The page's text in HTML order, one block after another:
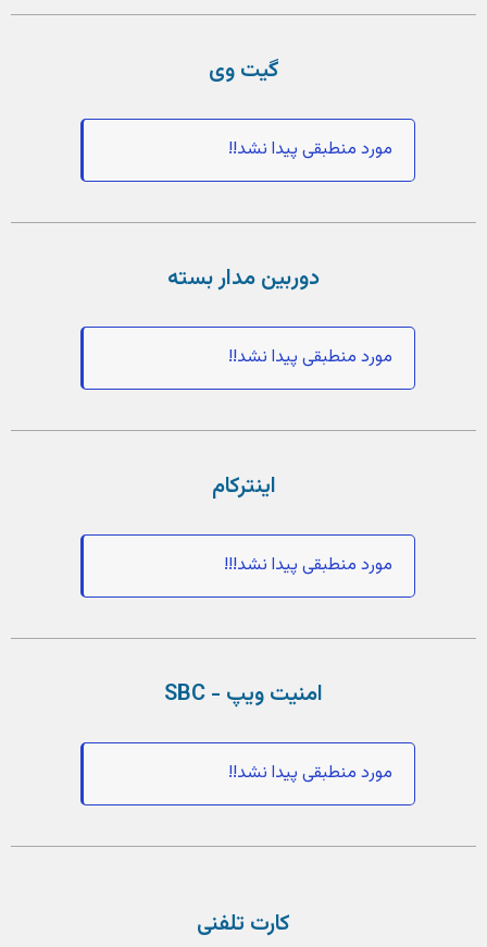
گیت وی
مورد منطبقی پیدا نشد!!
دوربین مدار بسته
مورد منطبقی پیدا نشد!!
اینترکام
مورد منطبقی پیدا نشد!!!
امنیت ویپ - SBC
مورد منطبقی پیدا نشد!!
کارت تلفنی